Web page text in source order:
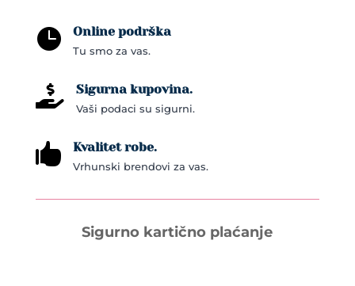
 Online podrška
Tu smo za vas.
 Sigurna kupovina.
Vaši podaci su sigurni.
 Kvalitet robe.
Vrhunski brendovi za vas.
Sigurno kartično plaćanje